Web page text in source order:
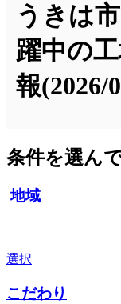
うきは
躍中の
報(2026/
条件を選ん
地域
選択
こだわり